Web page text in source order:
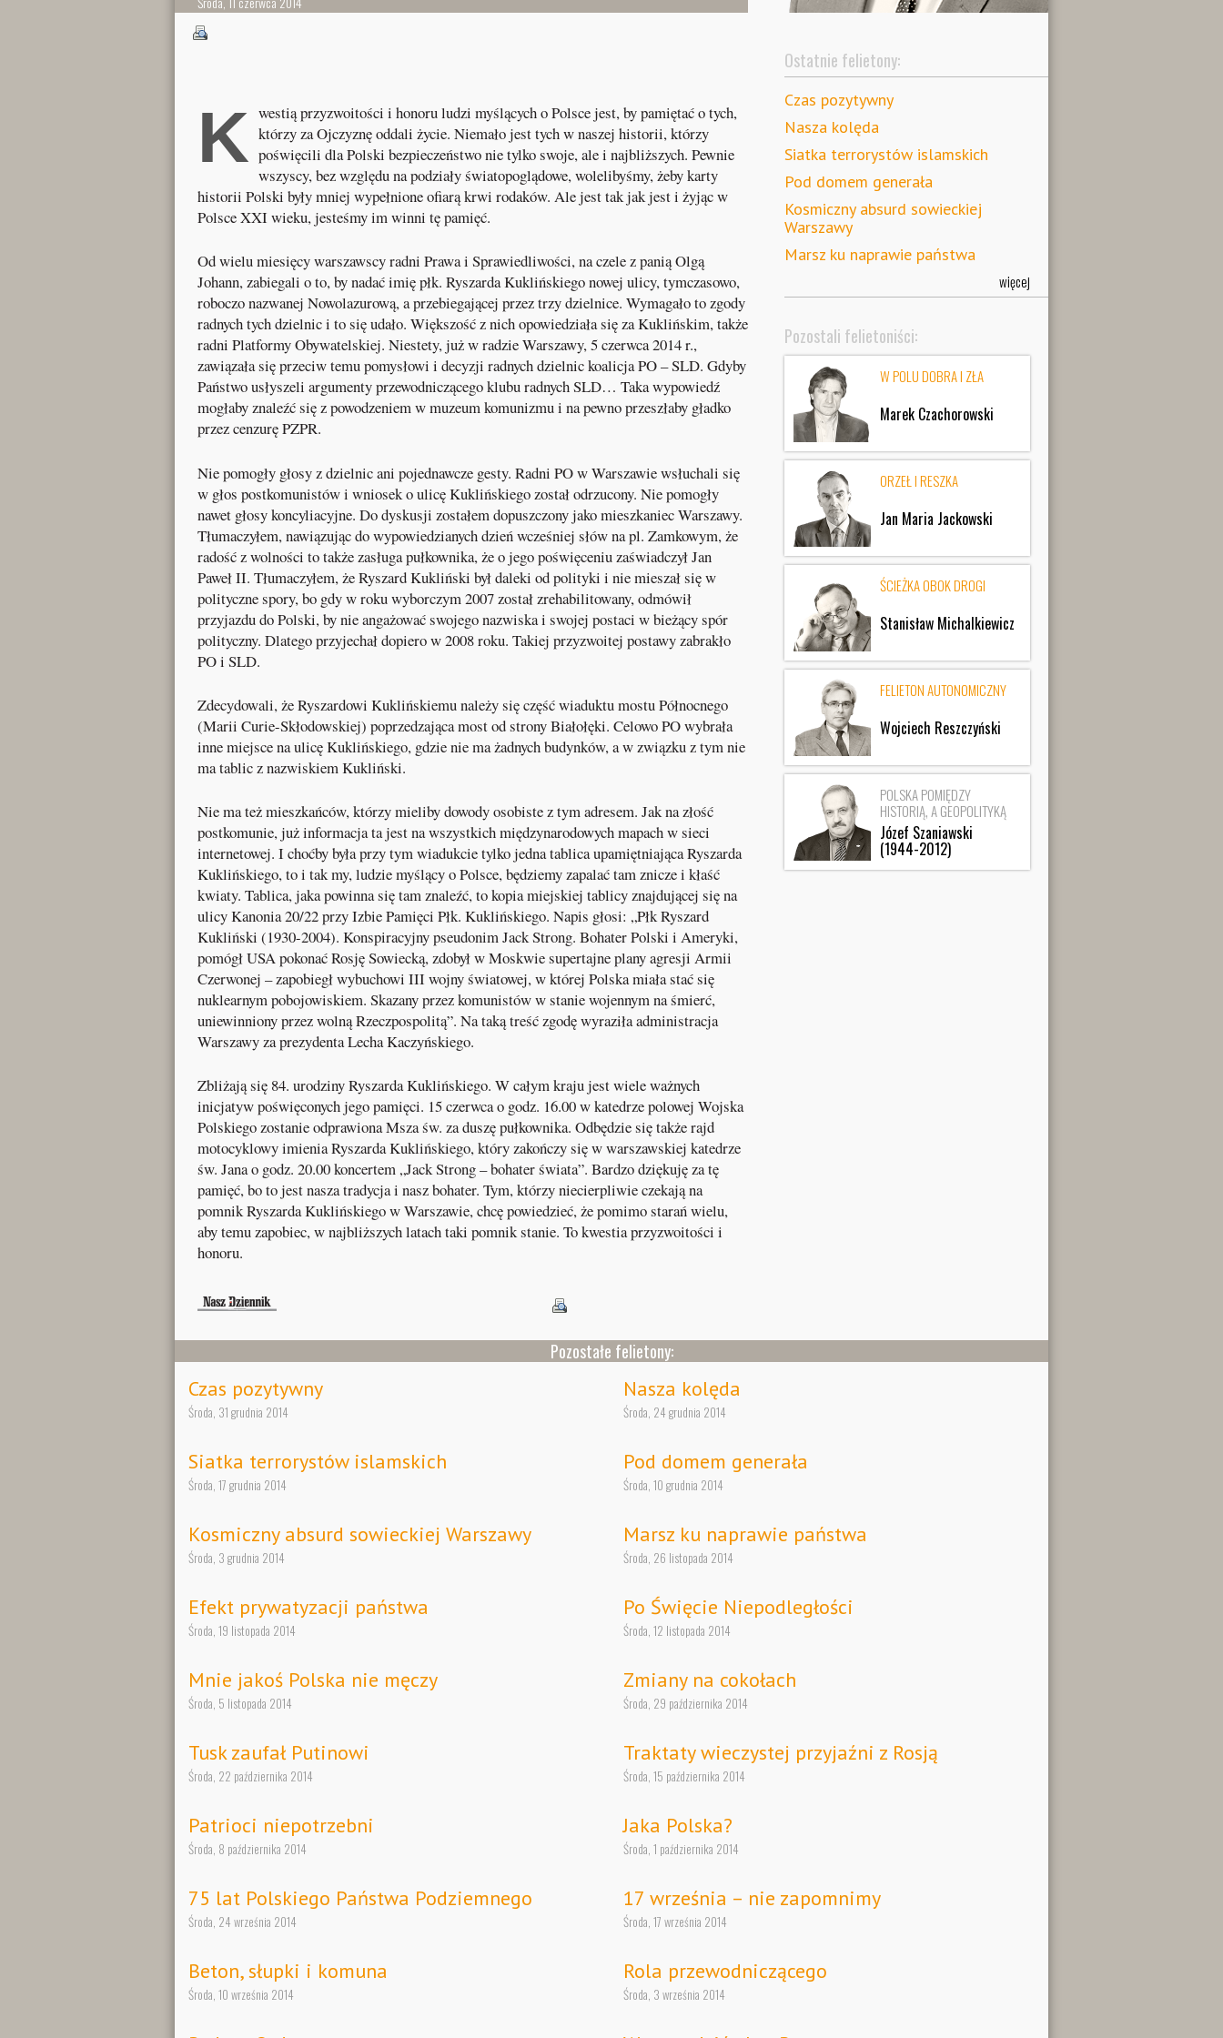
K westią przyzwoitości i honoru ludzi myślących o Polsce jest, by pamiętać o tych,
którzy za Ojczyznę oddali życie. Niemało jest tych w naszej historii, którzy
poświęcili dla Polski bezpieczeństwo nie tylko swoje, ale i najbliższych. Pewnie
wszyscy, bez względu na podziały światopoglądowe, wolelibyśmy, żeby karty
historii Polski były mniej wypełnione ofiarą krwi rodaków. Ale jest tak jak jest i żyjąc w
Polsce XXI wieku, jesteśmy im winni tę pamięć.
Od wielu miesięcy warszawscy radni Prawa i Sprawiedliwości, na czele z panią Olgą
Johann, zabiegali o to, by nadać imię płk. Ryszarda Kuklińskiego nowej ulicy, tymczasowo,
roboczo nazwanej Nowolazurową, a przebiegającej przez trzy dzielnice. Wymagało to zgody
radnych tych dzielnic i to się udało. Większość z nich opowiedziała się za Kuklińskim, także
radni Platformy Obywatelskiej. Niestety, już w radzie Warszawy, 5 czerwca 2014 r.,
zawiązała się przeciw temu pomysłowi i decyzji radnych dzielnic koalicja PO – SLD. Gdyby
Państwo usłyszeli argumenty przewodniczącego klubu radnych SLD… Taka wypowiedź
mogłaby znaleźć się z powodzeniem w muzeum komunizmu i na pewno przeszłaby gładko
przez cenzurę PZPR.
Nie pomogły głosy z dzielnic ani pojednawcze gesty. Radni PO w Warszawie wsłuchali się
w głos postkomunistów i wniosek o ulicę Kuklińskiego został odrzucony. Nie pomogły
nawet głosy koncyliacyjne. Do dyskusji zostałem dopuszczony jako mieszkaniec Warszawy.
Tłumaczyłem, nawiązując do wypowiedzianych dzień wcześniej słów na pl. Zamkowym, że
radość z wolności to także zasługa pułkownika, że o jego poświęceniu zaświadczył Jan
Paweł II. Tłumaczyłem, że Ryszard Kukliński był daleki od polityki i nie mieszał się w
polityczne spory, bo gdy w roku wyborczym 2007 został zrehabilitowany, odmówił
przyjazdu do Polski, by nie angażować swojego nazwiska i swojej postaci w bieżący spór
polityczny. Dlatego przyjechał dopiero w 2008 roku. Takiej przyzwoitej postawy zabrakło
PO i SLD.
Zdecydowali, że Ryszardowi Kuklińskiemu należy się część wiaduktu mostu Północnego
(Marii Curie-Skłodowskiej) poprzedzająca most od strony Białołęki. Celowo PO wybrała
inne miejsce na ulicę Kuklińskiego, gdzie nie ma żadnych budynków, a w związku z tym nie
ma tablic z nazwiskiem Kukliński.
Nie ma też mieszkańców, którzy mieliby dowody osobiste z tym adresem. Jak na złość
postkomunie, już informacja ta jest na wszystkich międzynarodowych mapach w sieci
internetowej. I choćby była przy tym wiadukcie tylko jedna tablica upamiętniająca Ryszarda
Kuklińskiego, to i tak my, ludzie myślący o Polsce, będziemy zapalać tam znicze i kłaść
kwiaty. Tablica, jaka powinna się tam znaleźć, to kopia miejskiej tablicy znajdującej się na
ulicy Kanonia 20/22 przy Izbie Pamięci Płk. Kuklińskiego. Napis głosi: „Płk Ryszard
Kukliński (1930-2004). Konspiracyjny pseudonim Jack Strong. Bohater Polski i Ameryki,
pomógł USA pokonać Rosję Sowiecką, zdobył w Moskwie supertajne plany agresji Armii
Czerwonej – zapobiegł wybuchowi III wojny światowej, w której Polska miała stać się
nuklearnym pobojowiskiem. Skazany przez komunistów w stanie wojennym na śmierć,
uniewinniony przez wolną Rzeczpospolitą”. Na taką treść zgodę wyraziła administracja
Warszawy za prezydenta Lecha Kaczyńskiego.
Zbliżają się 84. urodziny Ryszarda Kuklińskiego. W całym kraju jest wiele ważnych
inicjatyw poświęconych jego pamięci. 15 czerwca o godz. 16.00 w katedrze polowej Wojska
Polskiego zostanie odprawiona Msza św. za duszę pułkownika. Odbędzie się także rajd
motocyklowy imienia Ryszarda Kuklińskiego, który zakończy się w warszawskiej katedrze
św. Jana o godz. 20.00 koncertem „Jack Strong – bohater świata”. Bardzo dziękuję za tę
pamięć, bo to jest nasza tradycja i nasz bohater. Tym, którzy niecierpliwie czekają na
pomnik Ryszarda Kuklińskiego w Warszawie, chcę powiedzieć, że pomimo starań wielu,
aby temu zapobiec, w najbliższych latach taki pomnik stanie. To kwestia przyzwoitości i
honoru.
Ostatnie felietony:
Czas pozytywny
Nasza kolęda
Siatka terrorystów islamskich
Pod domem generała
Kosmiczny absurd sowieckiej
Warszawy
Marsz ku naprawie państwa
więcej
Pozostali felietoniści:
W POLU DOBRA I ZŁA
Marek Czachorowski
ORZEŁ I RESZKA
Jan Maria Jackowski
ŚCIEŻKA OBOK DROGI
Stanisław Michalkiewicz
FELIETON AUTONOMICZNY
Wojciech Reszczyński
POLSKA POMIĘDZY
HISTORIĄ, A GEOPOLITYKĄ
Józef Szaniawski
(1944-2012)
Pozostałe felietony:
Czas pozytywny
Środa, 31 grudnia 2014
Nasza kolęda
Środa, 24 grudnia 2014
Siatka terrorystów islamskich
Środa, 17 grudnia 2014
Pod domem generała
Środa, 10 grudnia 2014
Kosmiczny absurd sowieckiej Warszawy
Środa, 3 grudnia 2014
Marsz ku naprawie państwa
Środa, 26 listopada 2014
Efekt prywatyzacji państwa
Środa, 19 listopada 2014
Po Święcie Niepodległości
Środa, 12 listopada 2014
Mnie jakoś Polska nie męczy
Środa, 5 listopada 2014
Zmiany na cokołach
Środa, 29 października 2014
Tusk zaufał Putinowi
Środa, 22 października 2014
Traktaty wieczystej przyjaźni z Rosją
Środa, 15 października 2014
Patrioci niepotrzebni
Środa, 8 października 2014
Jaka Polska?
Środa, 1 października 2014
75 lat Polskiego Państwa Podziemnego
Środa, 24 września 2014
17 września – nie zapomnimy
Środa, 17 września 2014
Beton, słupki i komuna
Środa, 10 września 2014
Rola przewodniczącego
Środa, 3 września 2014